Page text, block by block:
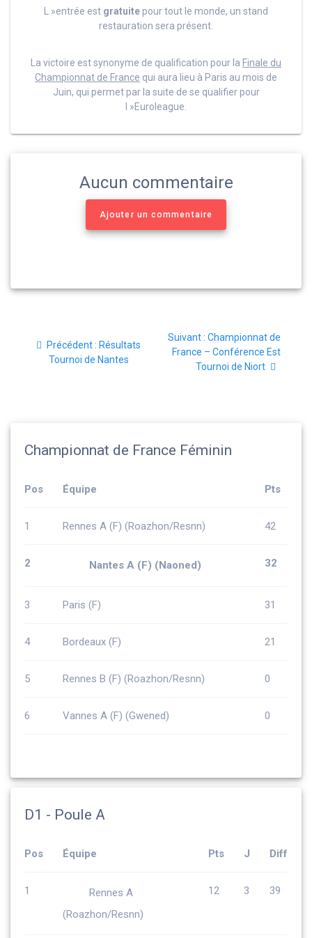
L »entrée est gratuitepour tout le monde, un stand
restauration sera présent.
La victoire est synonyme de qualification pour la Finale du
Championnat de France qui aura lieu à Paris au mois de
Juin, qui permet par la suite de se qualifier pour
l »Euroleague.
Aucun commentaire
Ajouter un commentaire
de
Précédent : Article
précédent
Résultats
Tournoi de Nantes
Suivant : Article
suivant
:
Championnat de
France – Conférence Est
Tournoi de Niort
Championnat de France Féminin
Pos Équipe Pts
1 Rennes A (F) (Roazhon/Resnn) 42
2 Nantes A (F) (Naoned) 32
3 Paris (F) 31
4 Bordeaux (F) 21
5 Rennes B (F) (Roazhon/Resnn) 0
6 Vannes A (F) (Gwened) 0
D1 - Poule A
Pos Équipe Pts J Diff
1
Rennes A
(Roazhon/Resnn)
12 3 39